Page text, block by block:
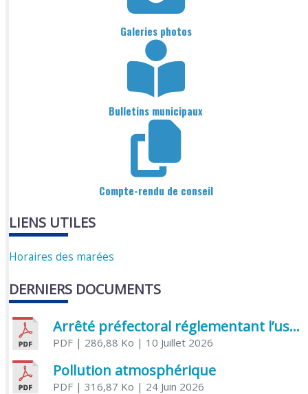
Galeries photos
Bulletins municipaux
Compte-rendu de conseil
LIENS UTILES
Horaires des marées
DERNIERS DOCUMENTS
Arrêté préfectoral réglementant l’usage de l’eau
PDF| 286,88 Ko | 10 Juillet 2026
Pollution atmosphérique
PDF| 316,87 Ko | 24 Juin 2026